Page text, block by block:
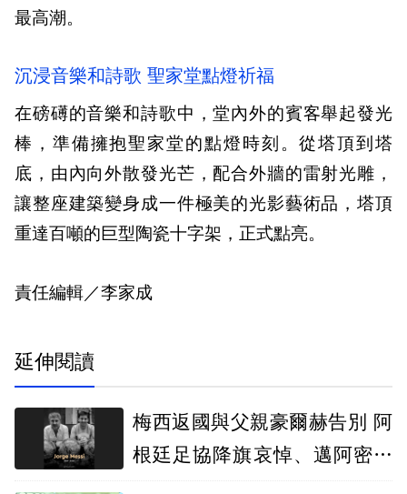
最高潮。
沉浸音樂和詩歌 聖家堂點燈祈福
在磅礡的音樂和詩歌中，堂內外的賓客舉起發光
棒，準備擁抱聖家堂的點燈時刻。從塔頂到塔
底，由內向外散發光芒，配合外牆的雷射光雕，
讓整座建築變身成一件極美的光影藝術品，塔頂
重達百噸的巨型陶瓷十字架，正式點亮。
責任編輯／李家成
延伸閱讀
梅西返國與父親豪爾赫告別 阿
根廷足協降旗哀悼、邁阿密國